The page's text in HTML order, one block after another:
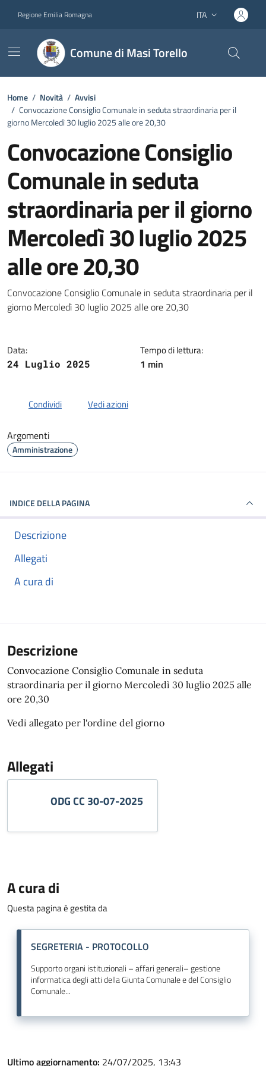
Regione Emilia Romagna Lingua attiva:
ITA
Comune di Masi Torello
Home / Novità / Avvisi
/ Convocazione Consiglio Comunale in seduta straordinaria per il
giorno Mercoledì 30 luglio 2025 alle ore 20,30
Convocazione Consiglio
Comunale in seduta
straordinaria per il giorno
Mercoledì 30 luglio 2025
alle ore 20,30
Dettagli della notizia
Convocazione Consiglio Comunale in seduta straordinaria per il
giorno Mercoledì 30 luglio 2025 alle ore 20,30
Data:
24 Luglio 2025
Tempo di lettura:
1 min
Condividi Vedi azioni
Argomenti
Amministrazione
INDICE DELLA PAGINA
Descrizione
Allegati
A cura di
Descrizione
Convocazione Consiglio Comunale in seduta
straordinaria per il giorno Mercoledì 30 luglio 2025 alle
ore 20,30
Vedi allegato per l'ordine del giorno
Allegati
ODG CC 30-07-2025
A cura di
Questa pagina è gestita da
SEGRETERIA - PROTOCOLLO
Supporto organi istituzionali – affari generali– gestione
informatica degli atti della Giunta Comunale e del Consiglio
Comunale...
Ultimo aggiornamento: 24/07/2025, 13:43